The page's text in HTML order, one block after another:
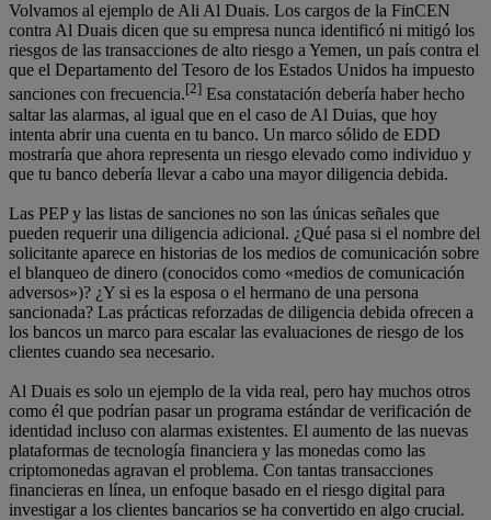
Volvamos al ejemplo de Ali Al Duais. Los cargos de la FinCEN
contra Al Duais dicen que su empresa nunca identificó ni mitigó los
riesgos de las transacciones de alto riesgo a Yemen, un país contra el
que el Departamento del Tesoro de los Estados Unidos ha impuesto
sanciones con frecuencia.[2] Esa constatación debería haber hecho
saltar las alarmas, al igual que en el caso de Al Duias, que hoy
intenta abrir una cuenta en tu banco. Un marco sólido de EDD
mostraría que ahora representa un riesgo elevado como individuo y
que tu banco debería llevar a cabo una mayor diligencia debida.
Las PEP y las listas de sanciones no son las únicas señales que
pueden requerir una diligencia adicional. ¿Qué pasa si el nombre del
solicitante aparece en historias de los medios de comunicación sobre
el blanqueo de dinero (conocidos como «medios de comunicación
adversos»)? ¿Y si es la esposa o el hermano de una persona
sancionada? Las prácticas reforzadas de diligencia debida ofrecen a
los bancos un marco para escalar las evaluaciones de riesgo de los
clientes cuando sea necesario.
Al Duais es solo un ejemplo de la vida real, pero hay muchos otros
como él que podrían pasar un programa estándar de verificación de
identidad incluso con alarmas existentes. El aumento de las nuevas
plataformas de tecnología financiera y las monedas como las
criptomonedas agravan el problema. Con tantas transacciones
financieras en línea, un enfoque basado en el riesgo digital para
investigar a los clientes bancarios se ha convertido en algo crucial.